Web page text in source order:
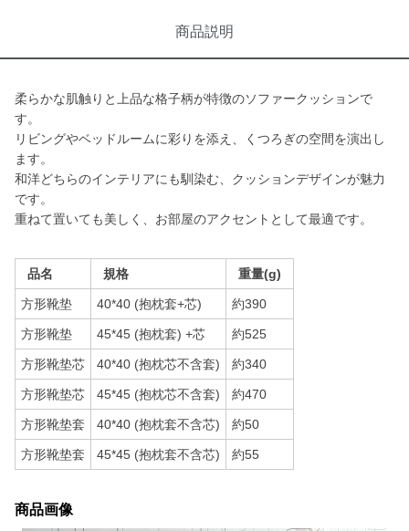
商品説明
柔らかな肌触りと上品な格子柄が特徴のソファークッションで
す。
リビングやベッドルームに彩りを添え、くつろぎの空間を演出し
ます。
和洋どちらのインテリアにも馴染む、クッションデザインが魅力
です。
重ねて置いても美しく、お部屋のアクセントとして最適です。
品名 規格 重量(g)
方形靴垫 40*40 (抱枕套+芯) 約390
方形靴垫 45*45 (抱枕套) +芯 約525
方形靴垫芯 40*40 (抱枕芯不含套) 約340
方形靴垫芯 45*45 (抱枕芯不含套) 約470
方形靴垫套 40*40 (抱枕套不含芯) 約50
方形靴垫套 45*45 (抱枕套不含芯) 約55
商品画像